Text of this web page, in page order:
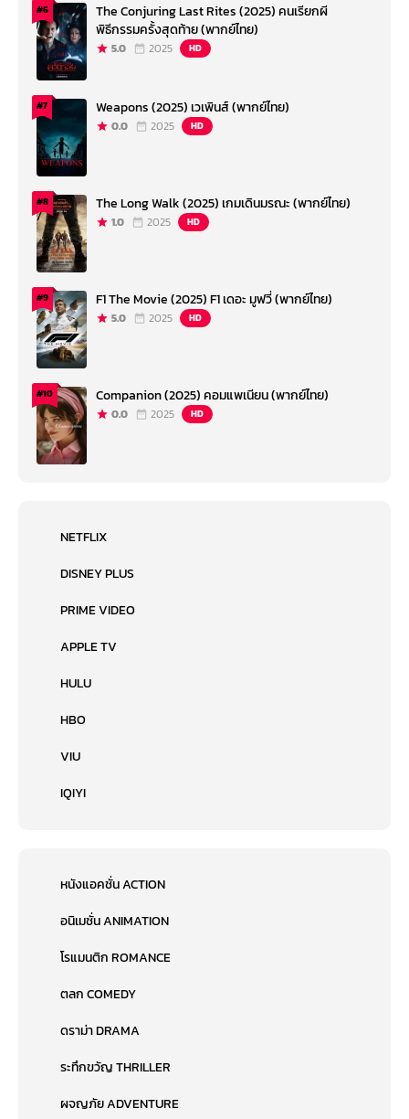
#6
The Conjuring Last Rites (2025) คนเรียกผี
พิธีกรรมครั้งสุดท้าย (พากย์ไทย)
5.0 2025 HD
#7 Weapons (2025) เวเพินส์ (พากย์ไทย)
0.0 2025 HD
#8 The Long Walk (2025) เกมเดินมรณะ (พากย์ไทย)
1.0 2025 HD
#9 F1 The Movie (2025) F1 เดอะ มูฟวี่ (พากย์ไทย)
5.0 2025 HD
#10 Companion (2025) คอมแพเนียน (พากย์ไทย)
0.0 2025 HD
NETFLIX
DISNEY PLUS
PRIME VIDEO
APPLE TV
HULU
HBO
VIU
IQIYI
หนังแอคชั่น ACTION
อนิเมชั่น ANIMATION
โรแมนติก ROMANCE
ตลก COMEDY
ดราม่า DRAMA
ระทึกขวัญ THRILLER
ผจญภัย ADVENTURE